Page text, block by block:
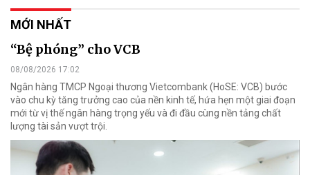
MỚI NHẤT
“Bệ phóng” cho VCB
08/08/2026 17:02
Ngân hàng TMCP Ngoại thương Vietcombank (HoSE: VCB) bước
vào chu kỳ tăng trưởng cao của nền kinh tế, hứa hẹn một giai đoạn
mới từ vị thế ngân hàng trọng yếu và đi đầu cùng nền tảng chất
lượng tài sản vượt trội.